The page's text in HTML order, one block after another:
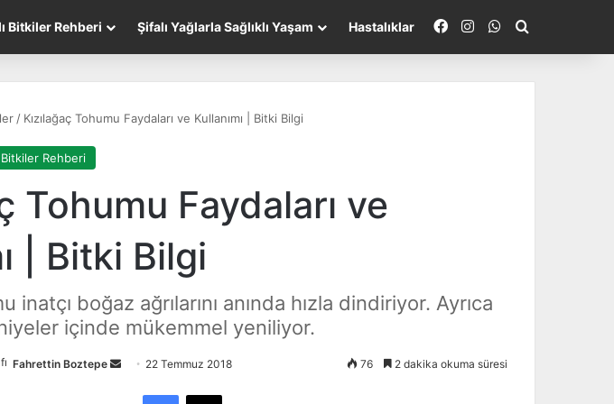
Bitkiler Rehberi Şifalı Yağlarla Sağlıklı Yaşam Hastalıklar FacebookInstagramWhatsApp
/ Kızılağaç Tohumu Faydaları ve Kullanımı | Bitki Bilgi
Bitkiler Rehberi
Tohumu Faydaları ve
| Bitki Bilgi
inatçı boğaz ağrılarını anında hızla dindiriyor. Ayrıca
içinde mükemmel yeniliyor.
Fahrettin Boztepe 22 Temmuz 2018 76 2 dakika okuma süresi